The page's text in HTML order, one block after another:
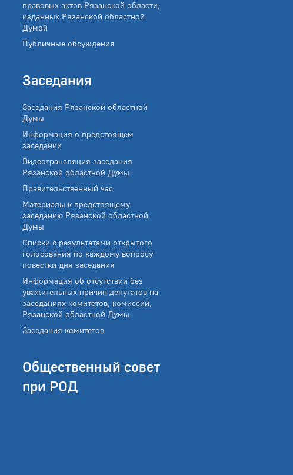
правовых актов Рязанской области,
изданных Рязанской областной
Думой
Публичные обсуждения
Заседания
Заседания Рязанской областной
Думы
Информация о предстоящем
заседании
Видеотрансляция заседания
Рязанской областной Думы
Правительственный час
Материалы к предстоящему
заседанию Рязанской областной
Думы
Списки с результатами открытого
голосования по каждому вопросу
повестки дня заседания
Информация об отсутствии без
уважительных причин депутатов на
заседаниях комитетов, комиссий,
Рязанской областной Думы
Заседания комитетов
Общественный совет
при РОД